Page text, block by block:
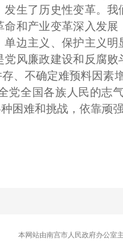
生了历史性变革。
和产业变革深入发
边主义、保护主义
风廉政建设和反腐
、不确定难预料因素
党全国各族人民的志
困难和挑战，依靠顽
本网站由南宫市人民政府办公室